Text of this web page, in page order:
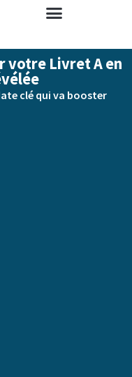
votre Livret A en
clé qui va booster